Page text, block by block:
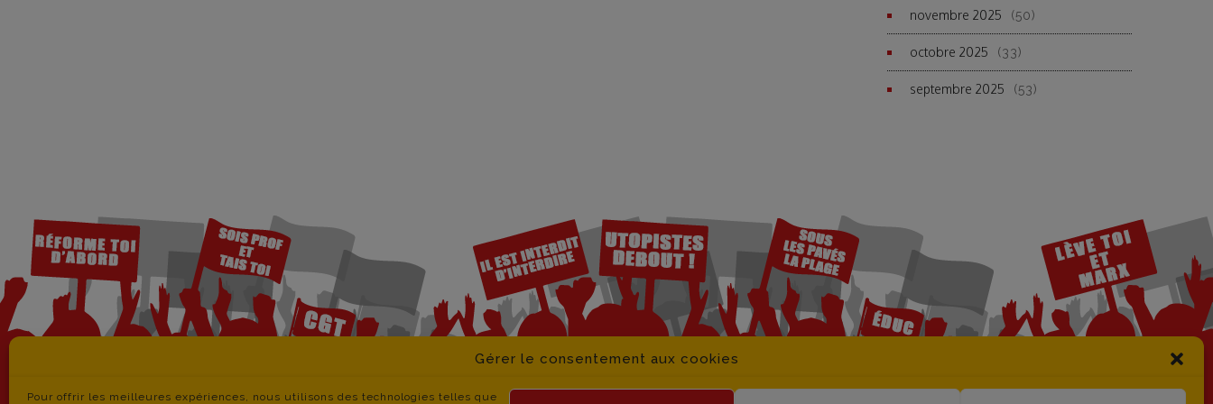
Gérer le consentement aux cookies
Pour offrir les meilleures expériences, nous utilisons des technologies telles que
novembre 2025 (50)
octobre 2025 (33)
septembre 2025 (53)